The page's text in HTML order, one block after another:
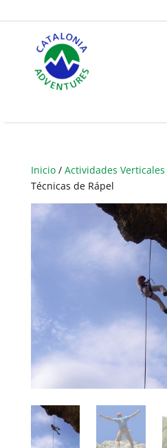
Inicio/ Actividades Verticales
Técnicas de Rápel